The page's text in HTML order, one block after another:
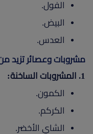
الفول.
البيض.
العدس.
مشروبات وعصائر
1. المشروبات الساخنة:
الكمون.
الكركم.
الشاي الأخضر.